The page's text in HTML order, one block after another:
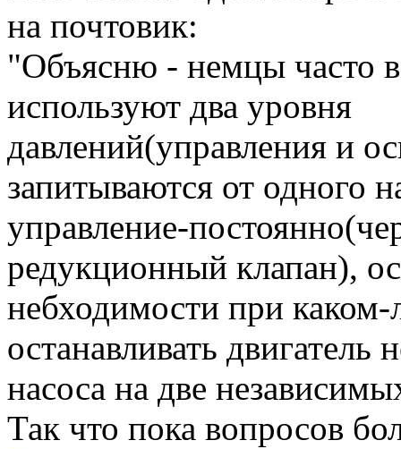
на почтовик:
"Объясню - немцы часто
используют два уровня
давлений(управления и
запитываются от одного
управление-
редукционный клапан),
небходимости при
останавливать двигатель
насоса на две
Так что пока вопросов